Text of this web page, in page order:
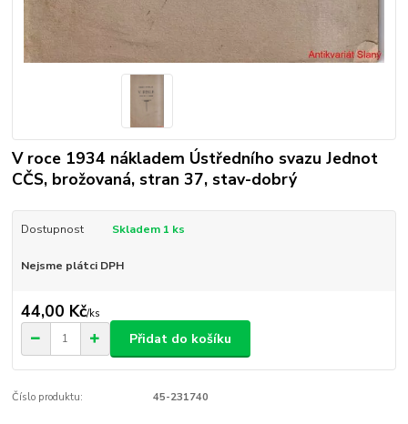
V roce 1934 nákladem Ústředního svazu Jednot
CČS, brožovaná, stran 37, stav-dobrý
Dostupnost Skladem 1 ks
Nejsme plátci DPH
44,00 Kč/ks
Přidat do košíku
Číslo produktu: 45-231740